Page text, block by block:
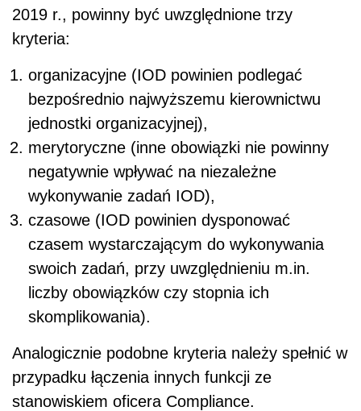
2019 r., powinny być uwzględnione trzy
kryteria:
organizacyjne (IOD powinien podlegać
bezpośrednio najwyższemu kierownictwu
jednostki organizacyjnej),
merytoryczne (inne obowiązki nie powinny
negatywnie wpływać na niezależne
wykonywanie zadań IOD),
czasowe (IOD powinien dysponować
czasem wystarczającym do wykonywania
swoich zadań, przy uwzględnieniu m.in.
liczby obowiązków czy stopnia ich
skomplikowania).
Analogicznie podobne kryteria należy spełnić w
przypadku łączenia innych funkcji ze
stanowiskiem oficera Compliance.